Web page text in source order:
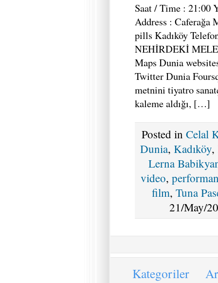
Saat / Time : 21:00
Address : Caferağa
pills Kadıköy
NEHİRDEKİ
Maps Dunia
Twitter Dunia
metnini tiyatro
kaleme aldığı, […]
Posted in Celal
Dunia, Kadıköy,
Lerna
video,
film, Tuna
21/May/
Kategoriler